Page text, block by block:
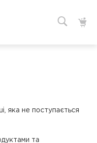
яка не поступається
та